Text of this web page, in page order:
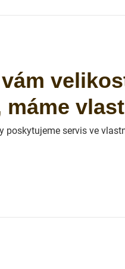
máme
poskytujeme servis ve